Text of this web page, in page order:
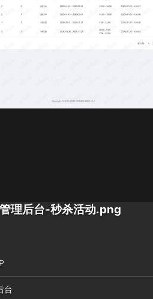
理后台-秒杀活动.png
台